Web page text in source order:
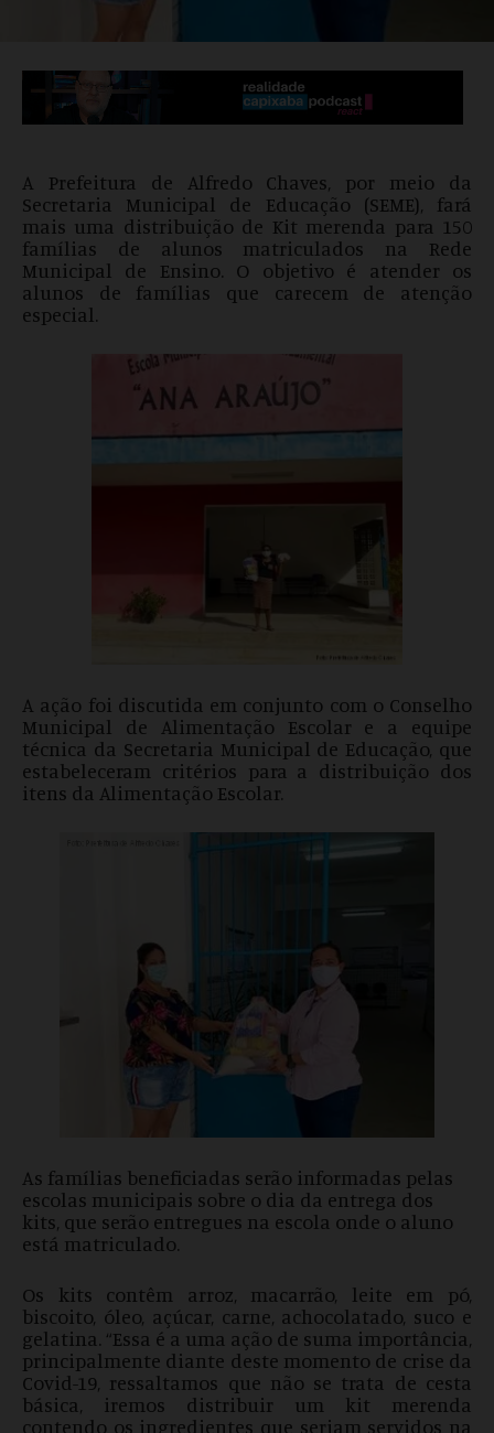
A Prefeitura de Alfredo Chaves, por meio da
Secretaria Municipal de Educação (SEME), fará
mais uma distribuição de Kit merenda para 150
famílias de alunos matriculados na Rede
Municipal de Ensino. O objetivo é atender os
alunos de famílias que carecem de atenção
especial.
A ação foi discutida em conjunto com o Conselho
Municipal de Alimentação Escolar e a equipe
técnica da Secretaria Municipal de Educação, que
estabeleceram critérios para a distribuição dos
itens da Alimentação Escolar.
As famílias beneficiadas serão informadas pelas
escolas municipais sobre o dia da entrega dos
kits, que serão entregues na escola onde o aluno
está matriculado.
Os kits contêm arroz, macarrão, leite em pó,
biscoito, óleo, açúcar, carne, achocolatado, suco e
gelatina. “Essa é a uma ação de suma importância,
principalmente diante deste momento de crise da
Covid-19, ressaltamos que não se trata de cesta
básica, iremos distribuir um kit merenda
contendo os ingredientes que seriam servidos na